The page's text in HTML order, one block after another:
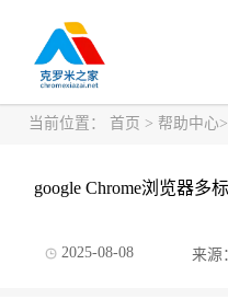
当前位置： 首页 > 帮助中心>
google Chrome浏览器多
2025-08-08 来源